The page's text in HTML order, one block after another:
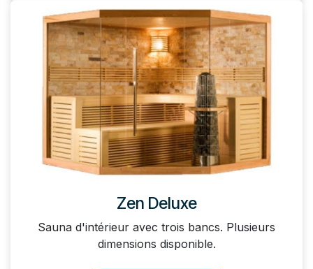
Zen Deluxe
Sauna d'intérieur avec trois bancs. Plusieurs
dimensions disponible.